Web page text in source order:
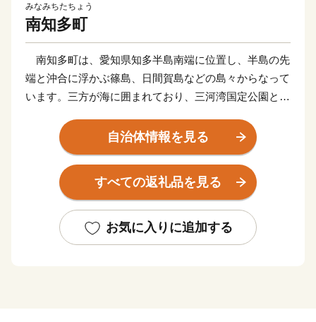
みなみちたちょう
南知多町
南知多町は、愛知県知多半島南端に位置し、半島の先
端と沖合に浮かぶ篠島、日間賀島などの島々からなって
います。三方が海に囲まれており、三河湾国定公園と南
その地域特性から県下随一の漁獲量を誇る漁港の町と
して知名度が高く、春にはメバル、夏はマアナゴやマダ
コ、秋にはシラス、冬にはトラフグなど四季折々の魚介
類が水揚げされます。
海海水浴場をはじめ、町内には5つの海水浴場があり、
夏には海水浴客が多く訪れる観光の町です。愛知県を始
自治体情報を見る
すべての返礼品を見る
お気に入りに追加する